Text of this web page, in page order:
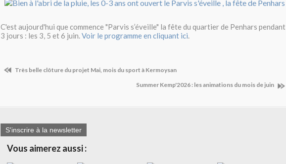
C'est aujourd'hui que commence "Parvis s’éveille" la fête du quartier de Penhars pendant
3 jours : les 3, 5 et 6 juin.Voir le programme en cliquant ici.
Très belle clôture du projet Mai, mois du sport à Kermoysan
Summer Kemp'2026 : les animations du mois de juin
S'inscrire à la newsletter
Vous aimerez aussi :